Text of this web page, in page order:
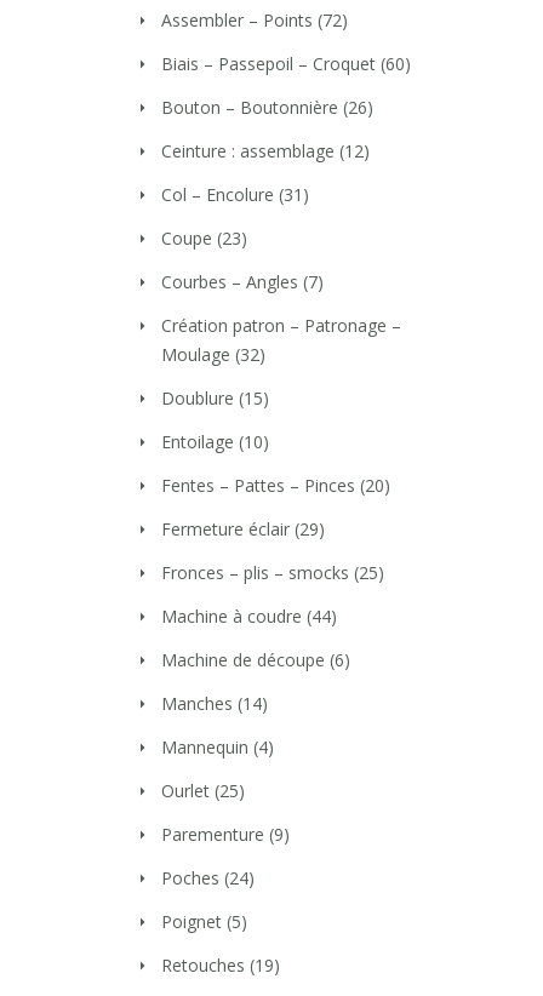
Assembler – Points (72)
Biais – Passepoil – Croquet (60)
Bouton – Boutonnière (26)
Ceinture : assemblage (12)
Col – Encolure (31)
Coupe (23)
Courbes – Angles (7)
Création patron – Patronage –
Moulage (32)
Doublure (15)
Entoilage (10)
Fentes – Pattes – Pinces (20)
Fermeture éclair (29)
Fronces – plis – smocks (25)
Machine à coudre (44)
Machine de découpe (6)
Manches (14)
Mannequin (4)
Ourlet (25)
Parementure (9)
Poches (24)
Poignet (5)
Retouches (19)